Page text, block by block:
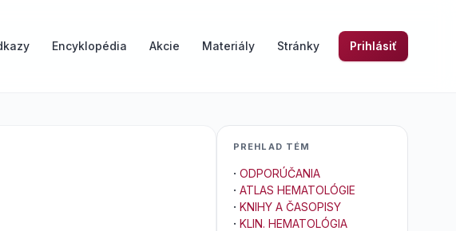
Encyklopédia Akcie Materiály Stránky Prihlásiť
PREHLAD TÉM
· ODPORÚČANIA
· ATLAS HEMATOLÓGIE
· KNIHY A ČASOPISY
· KLIN. HEMATOLÓGIA